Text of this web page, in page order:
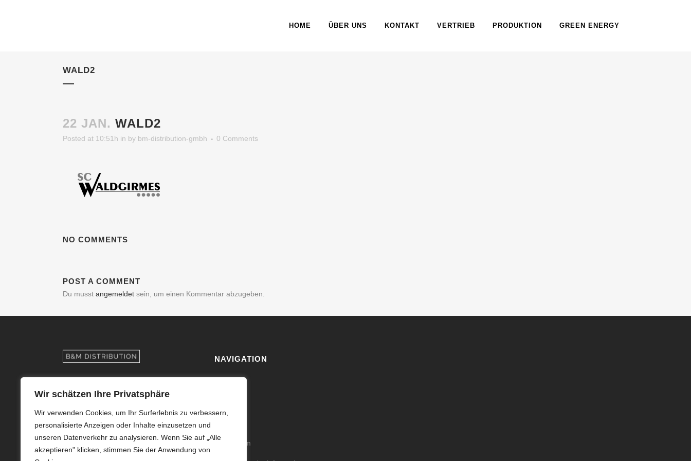
Wir schätzen Ihre Privatsphäre
Wir verwenden Cookies, um Ihr Surferlebnis zu verbessern,
personalisierte Anzeigen oder Inhalte einzusetzen und
unseren Datenverkehr zu analysieren. Wenn Sie auf „Alle
akzeptieren" klicken, stimmen Sie der Anwendung von
HOME ÜBER UNS KONTAKT VERTRIEB PRODUKTION GREEN ENERGY
WALD2
22 JAN. WALD2
Posted at 10:51h in by bm-distribution-gmbh 0 Comments
NO COMMENTS
POST A COMMENT
Du musst angemeldet sein, um einen Kommentar abzugeben.
Im Bühl 39
71287 Weissach, Germany
kontakt@bm-distribution.de
Tel: +49 (0) 7044 211 978 3
Fax: +49 (0) 7044 211 978 4
NAVIGATION
Impressum